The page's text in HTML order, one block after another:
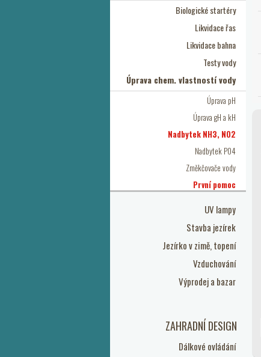
Biologické startéry
Likvidace řas
Likvidace bahna
Testy vody
Úprava chem. vlastností vody
Úprava pH
Úprava gH a kH
Nadbytek NH3, NO2
Nadbytek PO4
Změkčovače vody
První pomoc
UV lampy
Stavba jezírek
Jezírko v zimě, topení
Vzduchování
Výprodej a bazar
ZAHRADNÍ DESIGN
Dálkové ovládání